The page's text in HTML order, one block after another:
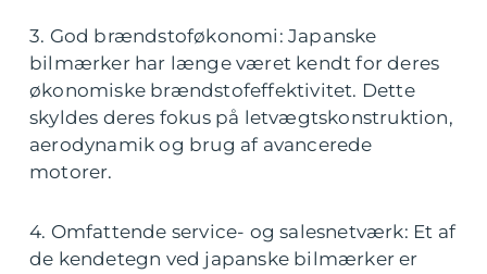
3. God brændstoføkonomi: Japanske
bilmærker har længe været kendt for deres
økonomiske brændstofeffektivitet. Dette
skyldes deres fokus på letvægtskonstruktion,
aerodynamik og brug af avancerede
motorer.
4. Omfattende service- og salesnetværk: Et af
de kendetegn ved japanske bilmærker er